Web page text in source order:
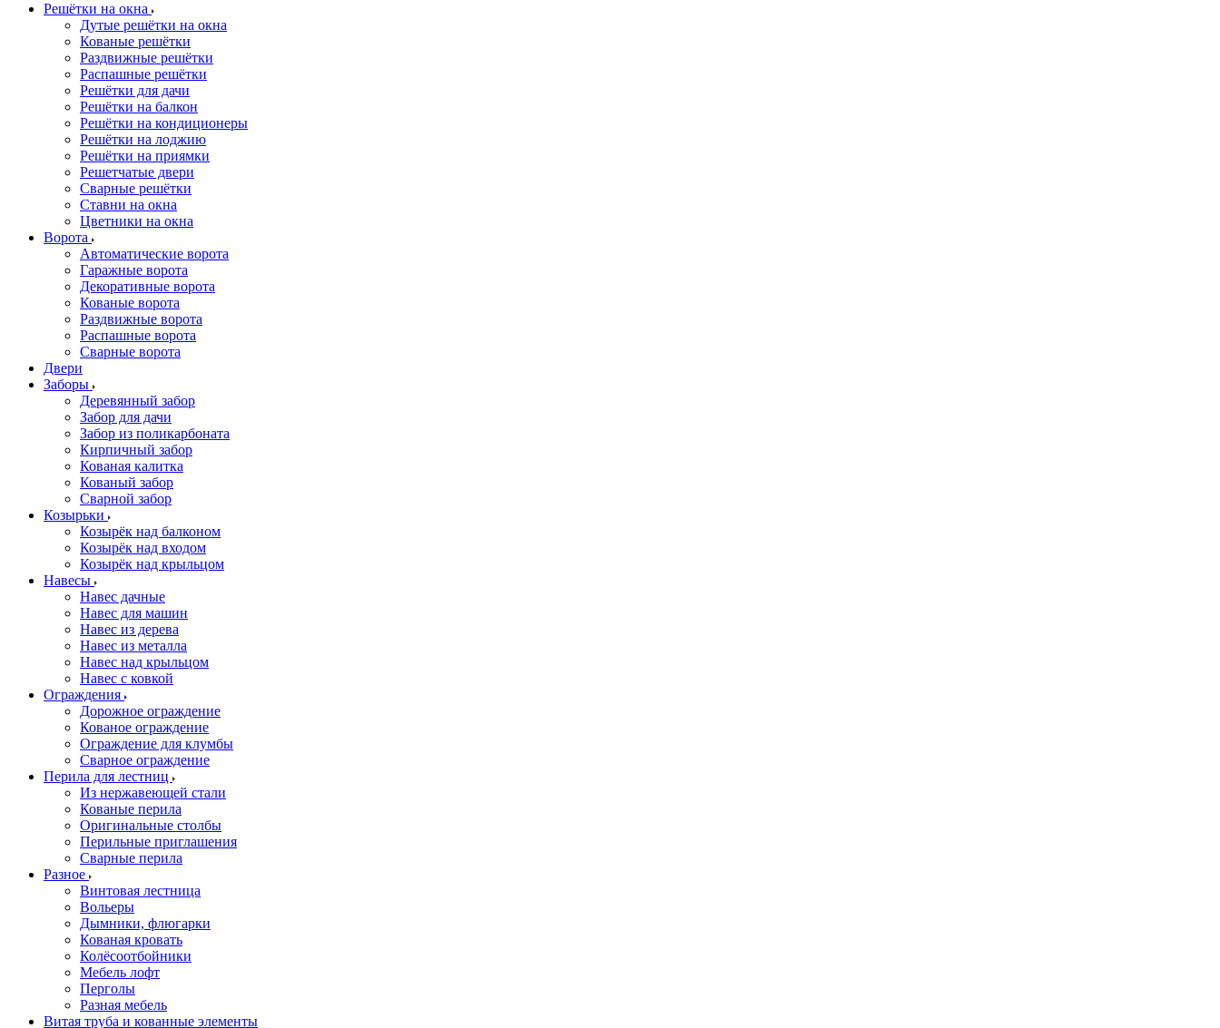
Решётки на окна
Дутые решётки на окна
Кованые решётки
Раздвижные решётки
Распашные решётки
Решётки для дачи
Решётки на балкон
Решётки на кондиционеры
Решётки на лоджию
Решётки на приямки
Решетчатые двери
Сварные решётки
Ставни на окна
Цветники на окна
Ворота
Автоматические ворота
Гаражные ворота
Декоративные ворота
Кованые ворота
Раздвижные ворота
Распашные ворота
Сварные ворота
Двери
Заборы
Деревянный забор
Забор для дачи
Забор из поликарбоната
Кирпичный забор
Кованая калитка
Кованый забор
Сварной забор
Козырьки
Козырёк над балконом
Козырёк над входом
Козырёк над крыльцом
Навесы
Навес дачные
Навес для машин
Навес из дерева
Навес из металла
Навес над крыльцом
Навес с ковкой
Ограждения
Дорожное ограждение
Кованое ограждение
Ограждение для клумбы
Сварное ограждение
Перила для лестниц
Из нержавеющей стали
Кованые перила
Оригинальные столбы
Перильные приглашения
Сварные перила
Разное
Винтовая лестница
Вольеры
Дымники, флюгарки
Кованая кровать
Колёсоотбойники
Мебель лофт
Перголы
Разная мебель
Витая труба и кованные элементы